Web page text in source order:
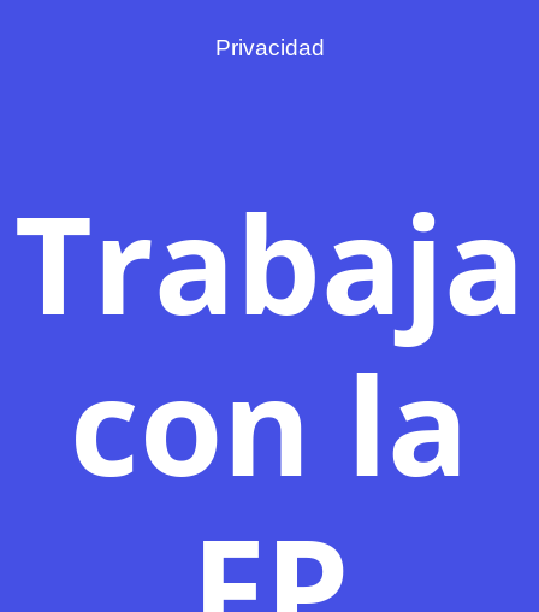
Privacidad
Trabaja
con la